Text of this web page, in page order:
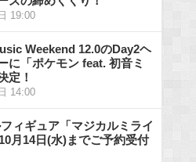
19:00
Weekend 12.0のDay2ヘ
に「ポケモン feat. 初音ミ
定！
14:00
ィギュア「マジカルミライ
月14日(水)までご予約受付